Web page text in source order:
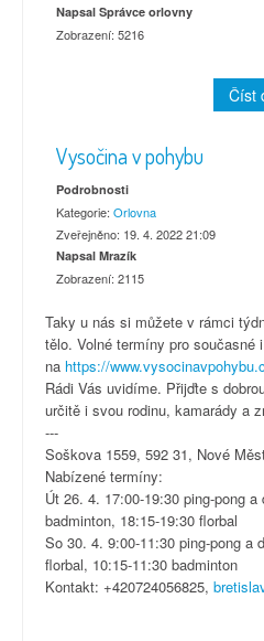
Napsal Správce orlovny
Zobrazení: 5216
Číst
Vysočina v pohybu
Podrobnosti
Kategorie: Orlovna
Zveřejněno: 19. 4. 2022 21:09
Napsal Mrazík
Zobrazení: 2115
Taky u nás si můžete v rámci
tělo. Volné termíny pro
na https://
Rádi Vás uvidíme. Přijďte s
určitě i svou rodinu, kamarády a
---
Soškova 1559, 592 31, Nové
Nabízené termíny:
Út 26. 4. 17:00-19:30 ping-pong
badminton, 18:15-19:30 florbal
So 30. 4. 9:00-11:30 ping-pong a
florbal, 10:15-11:30 badminton
Kontakt: +420724056825,